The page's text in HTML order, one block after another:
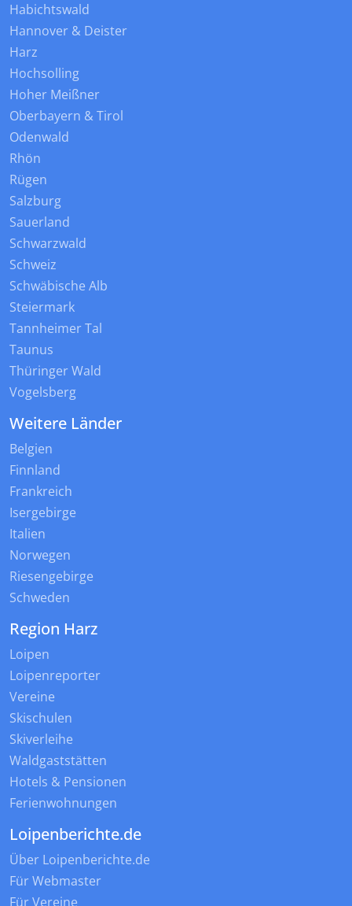
Habichtswald
Hannover & Deister
Harz
Hochsolling
Hoher Meißner
Oberbayern & Tirol
Odenwald
Rhön
Rügen
Salzburg
Sauerland
Schwarzwald
Schweiz
Schwäbische Alb
Steiermark
Tannheimer Tal
Taunus
Thüringer Wald
Vogelsberg
Weitere Länder
Belgien
Finnland
Frankreich
Isergebirge
Italien
Norwegen
Riesengebirge
Schweden
Region Harz
Loipen
Loipenreporter
Vereine
Skischulen
Skiverleihe
Waldgaststätten
Hotels & Pensionen
Ferienwohnungen
Loipenberichte.de
Über Loipenberichte.de
Für Webmaster
Für Vereine